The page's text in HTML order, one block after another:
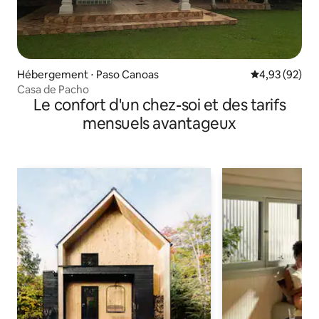
Hébergement ⋅ Paso Canoas Évaluation
4,93 (92)
Casa de Pacho
Le confort d'un chez-soi et des tarifs
mensuels avantageux